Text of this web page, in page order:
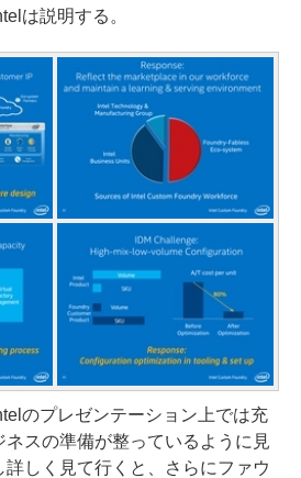
は説明する。
のプレゼンテーション上では充
スの準備が整っているように見
詳しく見て行くと、さらにファウ